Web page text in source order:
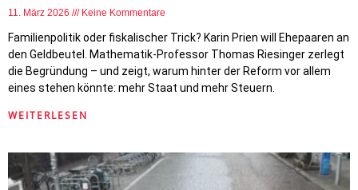
11. März 2026 Keine Kommentare
Familienpolitik oder fiskalischer Trick? Karin Prien will Ehepaaren an
den Geldbeutel. Mathematik-Professor Thomas Riesinger zerlegt
die Begründung – und zeigt, warum hinter der Reform vor allem
eines stehen könnte: mehr Staat und mehr Steuern.
WEITERLESEN